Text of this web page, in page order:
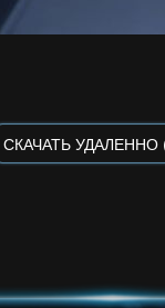
СКАЧАТЬ УДАЛЕННО